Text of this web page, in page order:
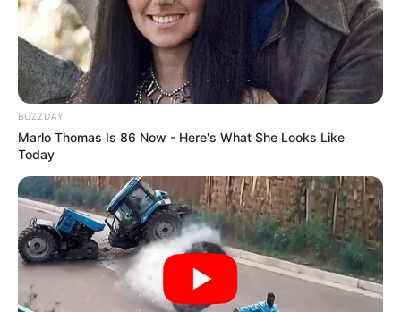
BUZZDAY
Marlo Thomas Is 86 Now - Here's What She Looks Like
Today